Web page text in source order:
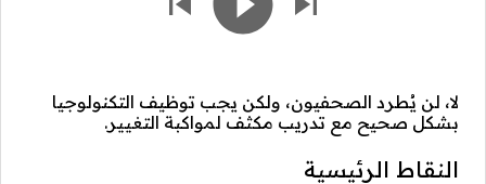
لا، لن يُطرد الصحفيون، ولكن يجب توظيف التكنولوجيا
بشكل صحيح مع تدريب مكثف لمواكبة التغيير.
النقاط الرئيسية